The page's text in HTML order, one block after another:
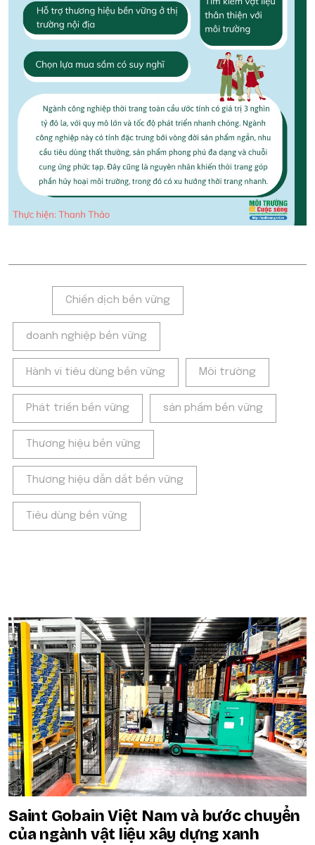
Chiến dịch bền vững
doanh nghiệp bền vững
Hành vi tiêu dùng bền vững Môi trường
Phát triển bền vững sản phẩm bền vững
Thương hiệu bền vững
Thương hiệu dẫn dắt bền vững
Tiêu dùng bền vững
Saint Gobain Việt Nam và bước chuyển
của ngành vật liệu xây dựng xanh